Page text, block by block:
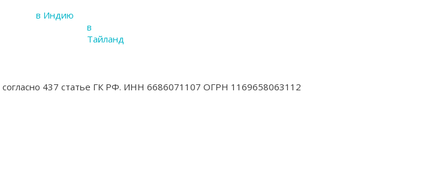
в Индию
в
Тайланд
437 статье ГК РФ. ИНН 6686071107 ОГРН 1169658063112